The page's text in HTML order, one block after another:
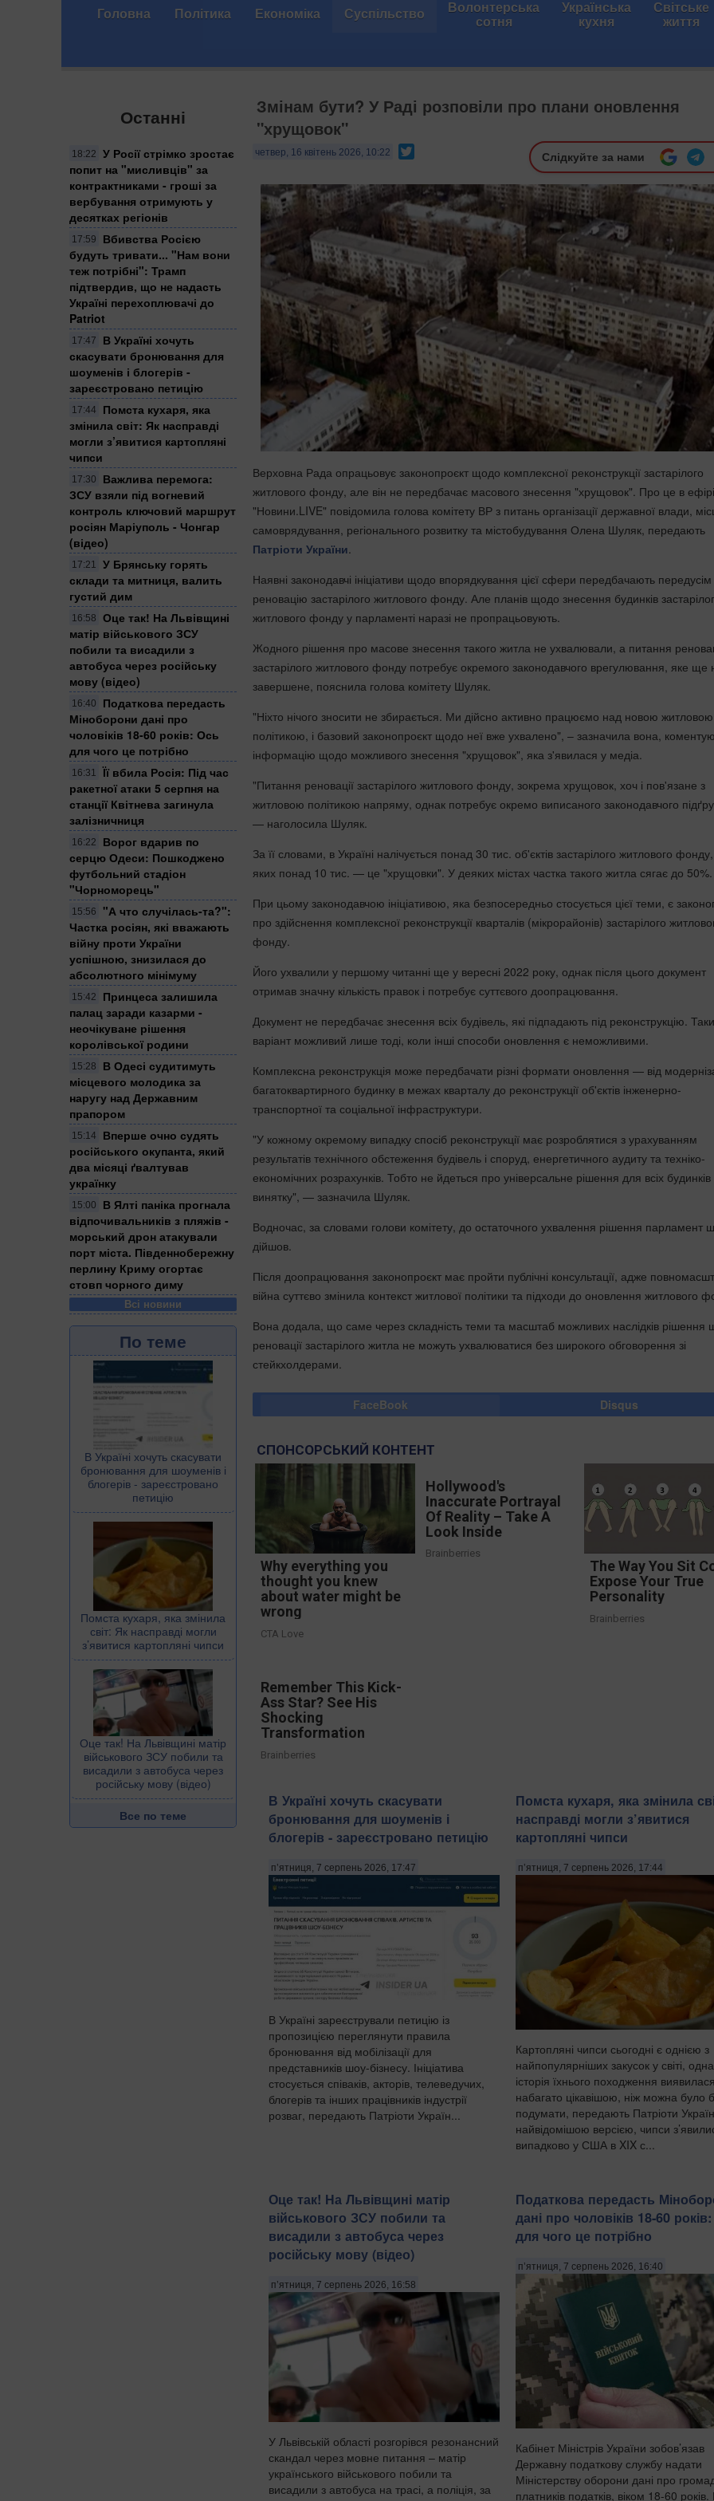
Головна Політика Економіка Суспільство Волонтерська
сотня
Українська
кухня
Світське
життя
Останні
18:22
У Росії стрімко зростає
попит на "мисливців" за
контрактниками - гроші за
вербування отримують у
десятках регіонів
17:59
Вбивства Росією
будуть тривати... "Нам вони
теж потрібні": Трамп
підтвердив, що не надасть
Україні перехоплювачі до
Patriot
17:47
В Україні хочуть
скасувати бронювання для
шоуменів і блогерів -
зареєстровано петицію
17:44
Помста кухаря, яка
змінила світ: Як насправді
могли з’явитися картопляні
чипси
17:30
Важлива перемога:
ЗСУ взяли під вогневий
контроль ключовий маршрут
росіян Маріуполь - Чонгар
(відео)
17:21
​У Брянську горять
склади та митниця, валить
густий дим
16:58
Оце так! На Львівщині
матір військового ЗСУ
побили та висадили з
автобуса через російську
мову (відео)
16:40
Податкова передасть
Міноборони дані про
чоловіків 18-60 років: Ось
для чого це потрібно
16:31
Її вбила Росія: Під час
ракетної атаки 5 серпня на
станції Квітнева загинула
залізничниця
16:22
Ворог вдарив по
серцю Одеси: Пошкоджено
футбольний стадіон
"Чорноморець"
15:56
"А что случілась-та?":
Частка росіян, які вважають
війну проти України
успішною, знизилася до
абсолютного мінімуму
15:42
Принцеса залишила
палац заради казарми -
неочікуване рішення
королівської родини
15:28
В Одесі судитимуть
місцевого молодика за
наругу над Державним
прапором
15:14
Вперше очно судять
російського окупанта, який
два місяці ґвалтував
українку
15:00
​В Ялті паніка прогнала
відпочивальників з пляжів -
морський дрон атакували
порт міста. Південнобережну
перлину Криму огортає
стовп чорного диму
Всі новини
По теме
В Україні хочуть скасувати
бронювання для шоуменів і
блогерів - зареєстровано
петицію
Помста кухаря, яка змінила
світ: Як насправді могли
з’явитися картопляні чипси
Оце так! На Львівщині матір
військового ЗСУ побили та
висадили з автобуса через
російську мову (відео)
Все по теме
Змінам бути? У Раді розповіли про плани оновлення
"хрущовок"
четвер, 16 квітень 2026, 10:22 Слідкуйте за нами
Верховна Рада опрацьовує законопроєкт щодо комплексної реконструкції застарілого
житлового фонду, але він не передбачає масового знесення "хрущовок". Про це в ефірі
"Новини.LIVE" повідомила голова комітету ВР з питань організації державної влади,
самоврядування, регіонального розвитку та містобудування Олена Шуляк, передають
Патріоти України
Наявні законодавчі ініціативи щодо впорядкування цієї сфери передбачають передусім
реновацію застарілого житлового фонду. Але планів щодо знесення будинків
житлового фонду у парламенті наразі не пропрацьовують.
Жодного рішення про масове знесення такого житла не ухвалювали, а питання
застарілого житлового фонду потребує окремого законодавчого врегулювання, яке ще
завершене, пояснила голова комітету Шуляк.
"Ніхто нічого зносити не збирається. Ми дійсно активно працюємо над новою житловою
політикою, і базовий законопроєкт щодо неї вже ухвалено", – зазначила вона,
інформацію щодо можливого знесення "хрущовок", яка з'явилася у медіа.
"Питання реновації застарілого житлового фонду, зокрема хрущовок, хоч і пов'язане з
житловою політикою напряму, однак потребує окремо виписаного законодавчого
— наголосила Шуляк.
За її словами, в Україні налічується понад 30 тис. об'єктів застарілого житлового
яких понад 10 тис. — це "хрущовки". У деяких містах частка такого житла сягає до 50%.
При цьому законодавчою ініціативою, яка безпосередньо стосується цієї теми, є
про здійснення комплексної реконструкції кварталів (мікрорайонів) застарілого
фонду.
Його ухвалили у першому читанні ще у вересні 2022 року, однак після цього документ
отримав значну кількість правок і потребує суттєвого доопрацювання.
Документ не передбачає знесення всіх будівель, які підпадають під реконструкцію.
варіант можливий лише тоді, коли інші способи оновлення є неможливими.
Комплексна реконструкція може передбачати різні формати оновлення — від
багатоквартирного будинку в межах кварталу до реконструкції об'єктів інженерно-
транспортної та соціальної інфраструктури.
"У кожному окремому випадку спосіб реконструкції має розроблятися з урахуванням
результатів технічного обстеження будівель і споруд, енергетичного аудиту та техніко-
економічних розрахунків. Тобто не йдеться про універсальне рішення для всіх
винятку", — зазначила Шуляк.
Водночас, за словами голови комітету, до остаточного ухвалення рішення парламент
дійшов.
Після доопрацювання законопроєкт має пройти публічні консультації, адже
війна суттєво змінила контекст житлової політики та підходи до оновлення житлового
Вона додала, що саме через складність теми та масштаб можливих наслідків рішення
реновації застарілого житла не можуть ухвалюватися без широкого обговорення зі
стейкхолдерами.
FaceBook Disqus
СПОНСОРСЬКИЙ КОНТЕНТ
Why everything you
thought you knew
about water might be
wrong
CTA Love
Hollywood's
Inaccurate Portrayal
Of Reality – Take A
Look Inside
Brainberries
The Way You Sit
Expose Your True
Personality
Brainberries
Remember This Kick-
Ass Star? See His
Shocking
Transformation
Brainberries
В Україні хочуть скасувати
бронювання для шоуменів і
блогерів - зареєстровано петицію
п’ятниця, 7 серпень 2026, 17:47
В Україні зареєстрували петицію із
пропозицією переглянути правила
бронювання від мобілізації для
представників шоу-бізнесу. Ініціатива
стосується співаків, акторів, телеведучих,
блогерів та інших працівників індустрії
розваг, передають Патріоти Україн...
Помста кухаря, яка змінила
насправді могли з’явитися
картопляні чипси
п’ятниця, 7 серпень 2026, 17:44
Картопляні чипси сьогодні є однією з
найпопулярніших закусок у світі,
історія їхнього походження
набагато цікавішою, ніж можна було б
подумати, передають Патріоти
найвідомішою версією, чипси
випадково у США в XIX с...
Оце так! На Львівщині матір
військового ЗСУ побили та
висадили з автобуса через
російську мову (відео)
п’ятниця, 7 серпень 2026, 16:58
У Львівській області розгорівся резонансний
скандал через мовне питання – матір
українського військового побили та
висадили з автобуса на трасі, а поліція, за
Податкова передасть
дані про чоловіків 18-60
для чого це потрібно
п’ятниця, 7 серпень 2026, 16:40
Кабінет Міністрів України зобов’язав
Державну податкову службу надати
Міністерству оборони дані про
платників податків, віком 18-60